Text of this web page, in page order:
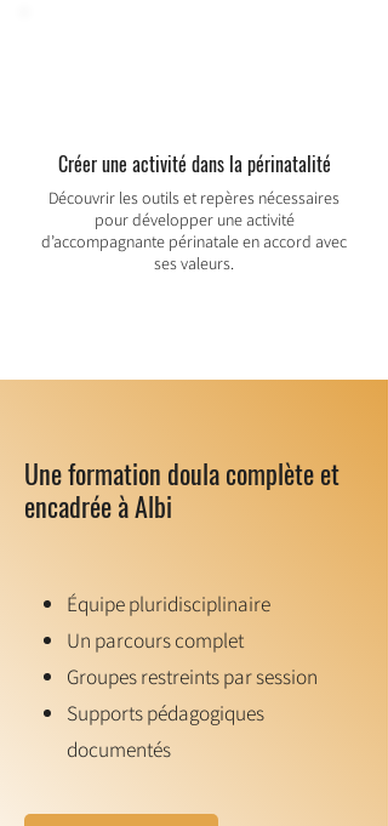
Créer une activité dans la périnatalité
Découvrir les outils et repères nécessaires
pour développer une activité
d’accompagnante périnatale en accord avec
ses valeurs.
Une formation doula complète et
encadrée à Albi
Équipe pluridisciplinaire
Un parcours complet
Groupes restreints par session
Supports pédagogiques
documentés